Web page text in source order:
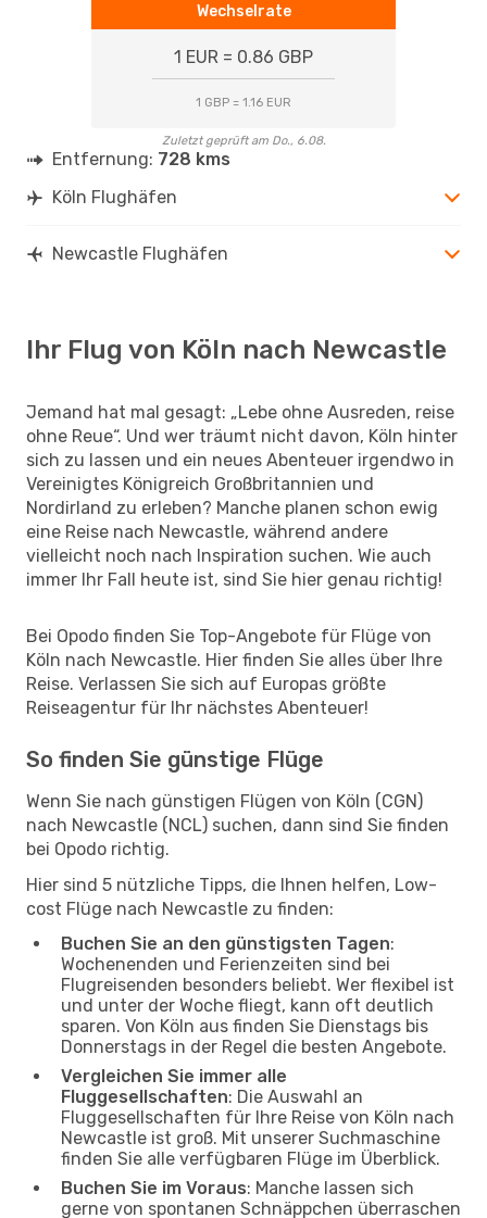
Wechselrate
1 EUR = 0.86 GBP
1 GBP = 1.16 EUR
Zuletzt geprüft am Do., 6.08.
Entfernung: 728 kms
Köln Flughäfen
Newcastle Flughäfen
Ihr Flug von Köln nach Newcastle
Jemand hat mal gesagt: „Lebe ohne Ausreden, reise
ohne Reue“. Und wer träumt nicht davon, Köln hinter
sich zu lassen und ein neues Abenteuer irgendwo in
Vereinigtes Königreich Großbritannien und
Nordirland zu erleben? Manche planen schon ewig
eine Reise nach Newcastle, während andere
vielleicht noch nach Inspiration suchen. Wie auch
immer Ihr Fall heute ist, sind Sie hier genau richtig!
Bei Opodo finden Sie Top-Angebote für Flüge von
Köln nach Newcastle. Hier finden Sie alles über Ihre
Reise. Verlassen Sie sich auf Europas größte
Reiseagentur für Ihr nächstes Abenteuer!
So finden Sie günstige Flüge
Wenn Sie nach günstigen Flügen von Köln (CGN)
nach Newcastle (NCL) suchen, dann sind Sie finden
bei Opodo richtig.
Hier sind 5 nützliche Tipps, die Ihnen helfen, Low-
cost Flüge nach Newcastle zu finden:
Buchen Sie an den günstigsten Tagen:
Wochenenden und Ferienzeiten sind bei
Flugreisenden besonders beliebt. Wer flexibel ist
und unter der Woche fliegt, kann oft deutlich
sparen. Von Köln aus finden Sie Dienstags bis
Donnerstags in der Regel die besten Angebote.
Vergleichen Sie immer alle
Fluggesellschaften: Die Auswahl an
Fluggesellschaften für Ihre Reise von Köln nach
Newcastle ist groß. Mit unserer Suchmaschine
finden Sie alle verfügbaren Flüge im Überblick.
Buchen Sie im Voraus: Manche lassen sich
gerne von spontanen Schnäppchen überraschen